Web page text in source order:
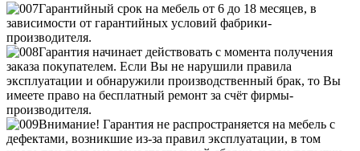
Гарантийный срок на мебель от 6 до 18 месяцев, в
зависимости от гарантийных условий фабрики-
производителя.
Гарантия начинает действовать с момента получения
заказа покупателем. Если Вы не нарушили правила
эксплуатации и обнаружили производственный брак, то Вы
имеете право на бесплатный ремонт за счёт фирмы-
производителя.
Внимание! Гарантия не распространяется на мебель с
дефектами, возникшие из-за правил эксплуатации, в том